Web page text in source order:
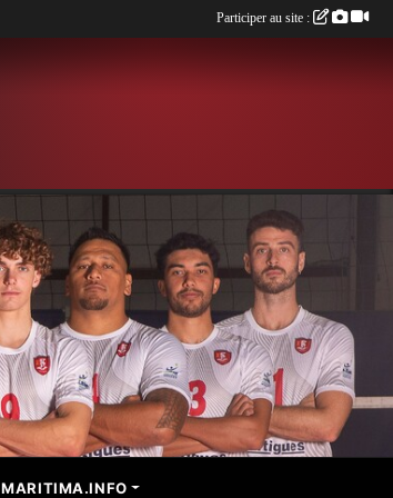
MARITIMA.INFO
Participer au site :